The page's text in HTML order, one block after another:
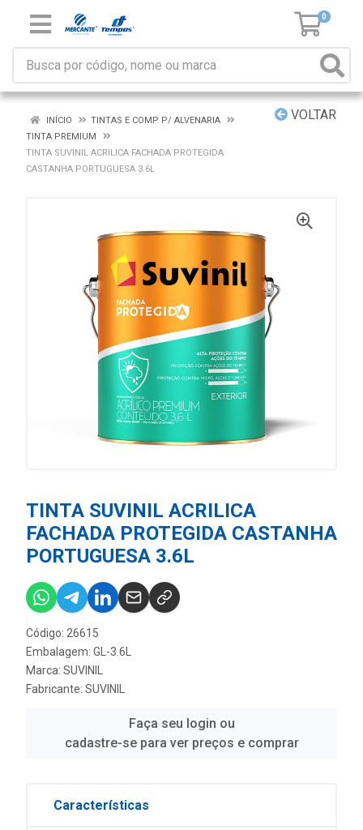
0
VOLTAR
INÍCIO
TINTAS E COMP P/ ALVENARIA
TINTA PREMIUM
TINTA SUVINIL ACRILICA FACHADA PROTEGIDA
CASTANHA PORTUGUESA 3.6L
TINTA SUVINIL ACRILICA
FACHADA PROTEGIDA CASTANHA
PORTUGUESA 3.6L
Código: 26615
Embalagem: GL-3.6L
Marca: SUVINIL
Fabricante: SUVINIL
Faça seu login ou
cadastre-se para ver preços e comprar
Características